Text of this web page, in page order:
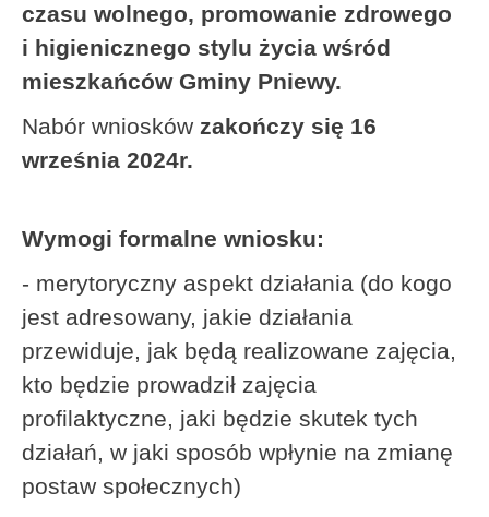
czasu wolnego, promowanie zdrowego
i higienicznego stylu życia wśród
mieszkańców Gminy Pniewy.
Nabór wniosków zakończy się 16
września 2024r.
Wymogi formalne wniosku:
- merytoryczny aspekt działania (do kogo
jest adresowany, jakie działania
przewiduje, jak będą realizowane zajęcia,
kto będzie prowadził zajęcia
profilaktyczne, jaki będzie skutek tych
działań, w jaki sposób wpłynie na zmianę
postaw społecznych)